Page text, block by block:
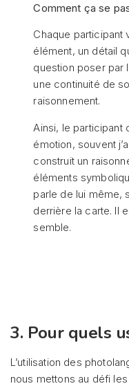
Comment ça se
Chaque participant
élément, un détail
question poser par
une continuité de
raisonnement.
Ainsi, le participant
émotion, souvent
construit un
éléments
parle de lui même,
derrière la carte. Il
semble.
3. Pour quels
L’utilisation des
nous mettons au défi